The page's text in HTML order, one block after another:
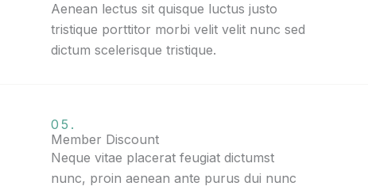
Aenean lectus sit quisque luctus justo
tristique porttitor morbi velit velit nunc sed
dictum scelerisque tristique.
05.
Member Discount
Neque vitae placerat feugiat dictumst
nunc, proin aenean ante purus dui nunc